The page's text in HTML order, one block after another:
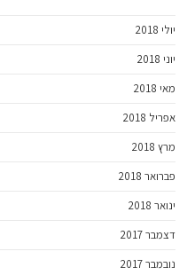
יולי 2018
יוני 2018
מאי 2018
אפריל 2018
מרץ 2018
פברואר 2018
ינואר 2018
דצמבר 2017
נובמבר 2017